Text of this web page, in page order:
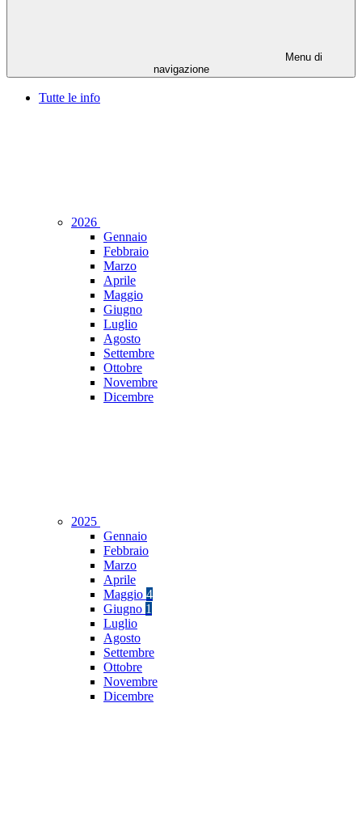
Menu di
navigazione
Tutte le info
2026
Gennaio
Febbraio
Marzo
Aprile
Maggio
Giugno
Luglio
Agosto
Settembre
Ottobre
Novembre
Dicembre
2025
Gennaio
Febbraio
Marzo
Aprile
Maggio 4
Giugno 1
Luglio
Agosto
Settembre
Ottobre
Novembre
Dicembre